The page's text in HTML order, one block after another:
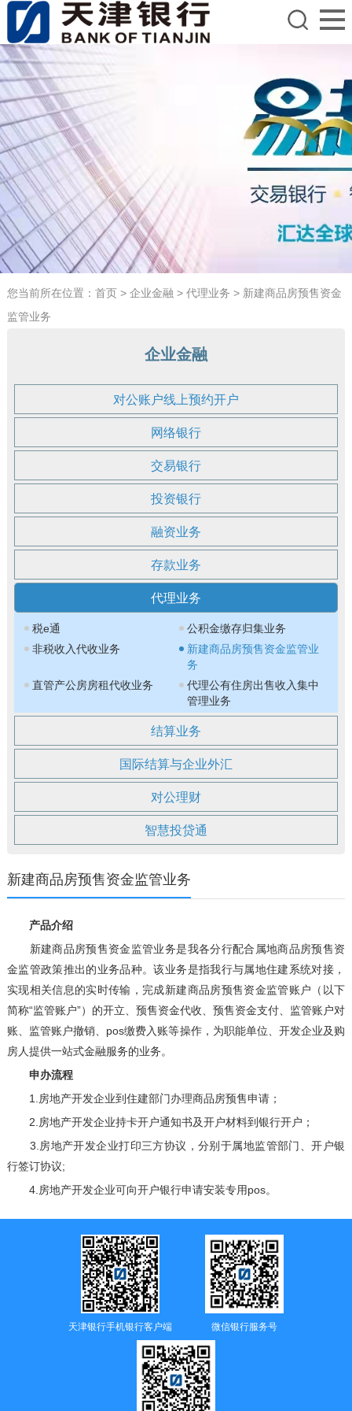
您当前所在位置： 首页> 企业金融 > 代理业务 > 新建商品房预售资金
监管业务
企业金融
对公账户线上预约开户
网络银行
交易银行
投资银行
融资业务
存款业务
代理业务
税e通
公积金缴存归集业务
非税收入代收业务
新建商品房预售资金监管业
务
直管产公房房租代收业务
代理公有住房出售收入集中
管理业务
结算业务
国际结算与企业外汇
对公理财
智慧投贷通
新建商品房预售资金监管业务
产品介绍
新建商品房预售资金监管业务是我各分行配合属地商品房预售资
金监管政策推出的业务品种。该业务是指我行与属地住建系统对接，
实现相关信息的实时传输，完成新建商品房预售资金监管账户（以下
简称“监管账户”）的开立、预售资金代收、预售资金支付、监管账户对
账、监管账户撤销、pos缴费入账等操作，为职能单位、开发企业及购
房人提供一站式金融服务的业务。
申办流程
1.房地产开发企业到住建部门办理商品房预售申请；
2.房地产开发企业持卡开户通知书及开户材料到银行开户；
3.房地产开发企业打印三方协议，分别于属地监管部门、开户银
行签订协议;
4.房地产开发企业可向开户银行申请安装专用pos。
天津银行手机银行客户端 微信银行服务号